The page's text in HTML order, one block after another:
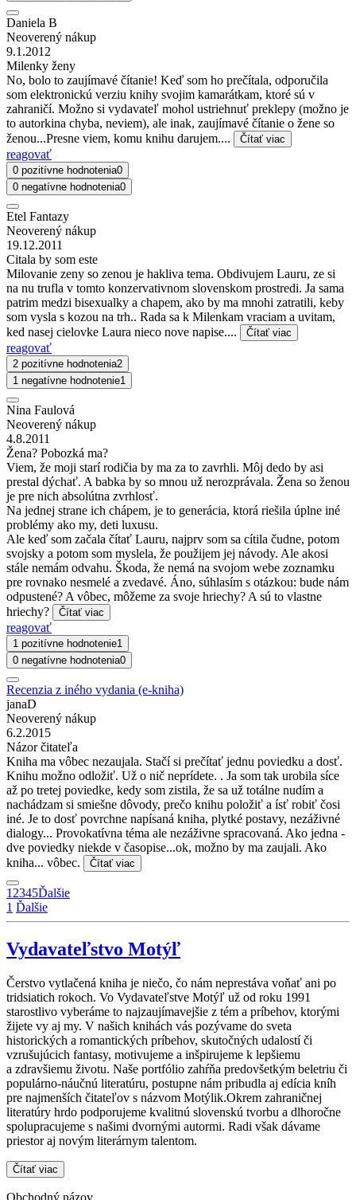
Daniela B
Neoverený nákup
9.1.2012
Milenky ženy
No, bolo to zaujímavé čítanie! Keď som ho prečítala, odporučila
som elektronickú verziu knihy svojim kamarátkam, ktoré sú v
zahraničí. Možno si vydavateľ mohol ustriehnuť preklepy (možno je
to autorkina chyba, neviem), ale inak, zaujímavé čítanie o žene so
ženou...Presne viem, komu knihu darujem....
Čítať viac
reagovať
0 pozitívne hodnotenia0
0 negatívne hodnotenia0
Etel Fantazy
Neoverený nákup
19.12.2011
Citala by som este
Milovanie zeny so zenou je hakliva tema. Obdivujem Lauru, ze si
na nu trufla v tomto konzervativnom slovenskom prostredi. Ja sama
patrim medzi bisexualky a chapem, ako by ma mnohi zatratili, keby
som vysla s kozou na trh.. Rada sa k Milenkam vraciam a uvitam,
ked nasej cielovke Laura nieco nove napise....
Čítať viac
reagovať
2 pozitívne hodnotenia2
1 negatívne hodnotenie1
Nina Faulová
Neoverený nákup
4.8.2011
Žena? Pobozká ma?
Viem, že moji starí rodičia by ma za to zavrhli. Môj dedo by asi
prestal dýchať. A babka by so mnou už nerozprávala. Žena so ženou
je pre nich absolútna zvrhlosť.
Na jednej strane ich chápem, je to generácia, ktorá riešila úplne iné
problémy ako my, deti luxusu.
Ale keď som začala čítať Lauru, najprv som sa cítila čudne, potom
svojsky a potom som myslela, že použijem jej návody. Ale akosi
stále nemám odvahu. Škoda, že nemá na svojom webe zoznamku
pre rovnako nesmelé a zvedavé. Áno, súhlasím s otázkou: bude nám
odpustené? A vôbec, môžeme za svoje hriechy? A sú to vlastne
hriechy?
Čítať viac
reagovať
1 pozitívne hodnotenie1
0 negatívne hodnotenia0
Recenzia z iného vydania (e-kniha)
janaD
Neoverený nákup
6.2.2015
Názor čitateľa
Kniha ma vôbec nezaujala. Stačí si prečítať jednu poviedku a dosť.
Knihu možno odložiť. Už o nič neprídete. . Ja som tak urobila síce
až po tretej poviedke, kedy som zistila, že sa už totálne nudím a
nachádzam si smiešne dôvody, prečo knihu položiť a ísť robiť čosi
iné. Je to dosť povrchne napísaná kniha, plytké postavy, nezáživné
dialogy... Provokatívna téma ale nezáživne spracovaná. Ako jedna -
dve poviedky niekde v časopise...ok, možno by ma zaujali. Ako
kniha... vôbec.
Čítať viac
1 2345Ďalšie
1 Ďalšie
Vydavateľstvo Motýľ
Čerstvo vytlačená kniha je niečo, čo nám neprestáva voňať ani po
tridsiatich rokoch. Vo Vydavateľstve Motýľ už od roku 1991
starostlivo vyberáme to najzaujímavejšie z tém a príbehov, ktorými
žijete vy aj my. V našich knihách vás pozývame do sveta
historických a romantických príbehov, skutočných udalostí či
vzrušujúcich fantasy, motivujeme a inšpirujeme k lepšiemu
a zdravšiemu životu. Naše portfólio zahŕňa predovšetkým beletriu či
populárno-náučnú literatúru, postupne nám pribudla aj edícia kníh
pre najmenších čitateľov s názvom Motýlik.Okrem zahraničnej
literatúry hrdo podporujeme kvalitnú slovenskú tvorbu a dlhoročne
spolupracujeme s našimi dvornými autormi. Radi však dávame
priestor aj novým literárnym talentom.
Čítať viac
Obchodný názov